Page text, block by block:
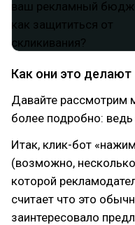
Как они это делают
Давайте рассмотрим
более подробно:
Итак, клик-бот
(возможно,
которой
считает что это
заинтересовало